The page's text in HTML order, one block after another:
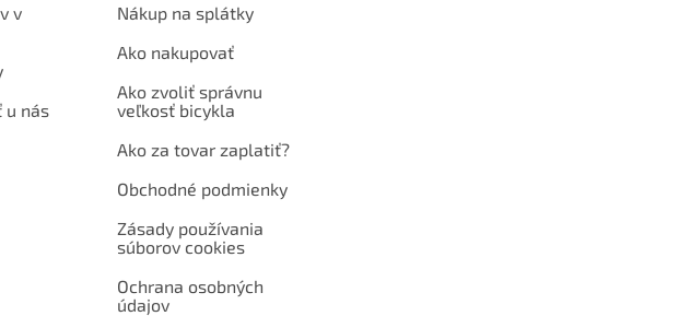
v
u nás
Nákup na splátky
Ako nakupovať
Ako zvoliť správnu
veľkosť bicykla
Ako za tovar zaplatiť?
Obchodné podmienky
Zásady používania
súborov cookies
Ochrana osobných
údajov